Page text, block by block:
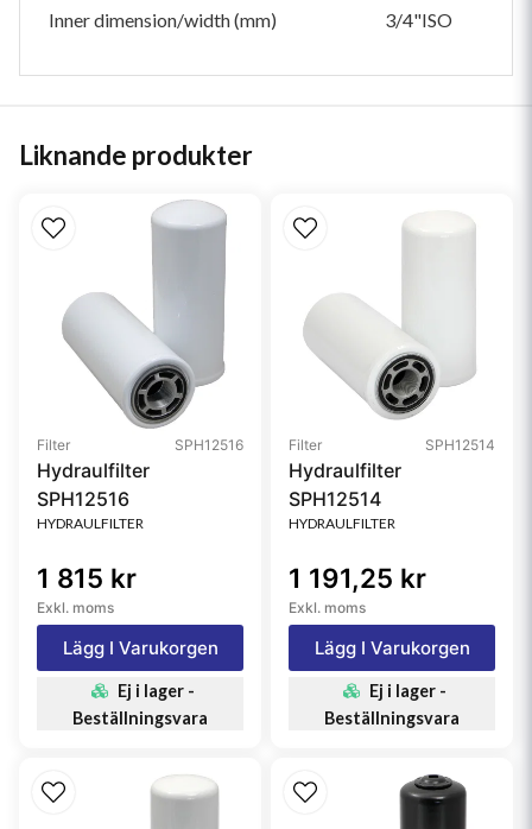
Inner dimension/width (mm) 3/4"ISO
Liknande produkter
Filter SPH12516
Hydraulfilter
SPH12516
HYDRAULFILTER
1 815 kr
Exkl. moms
Lägg I Varukorgen
Ej i lager -
Beställningsvara
Filter SPH12514
Hydraulfilter
SPH12514
HYDRAULFILTER
1 191,25 kr
Exkl. moms
Lägg I Varukorgen
Ej i lager -
Beställningsvara